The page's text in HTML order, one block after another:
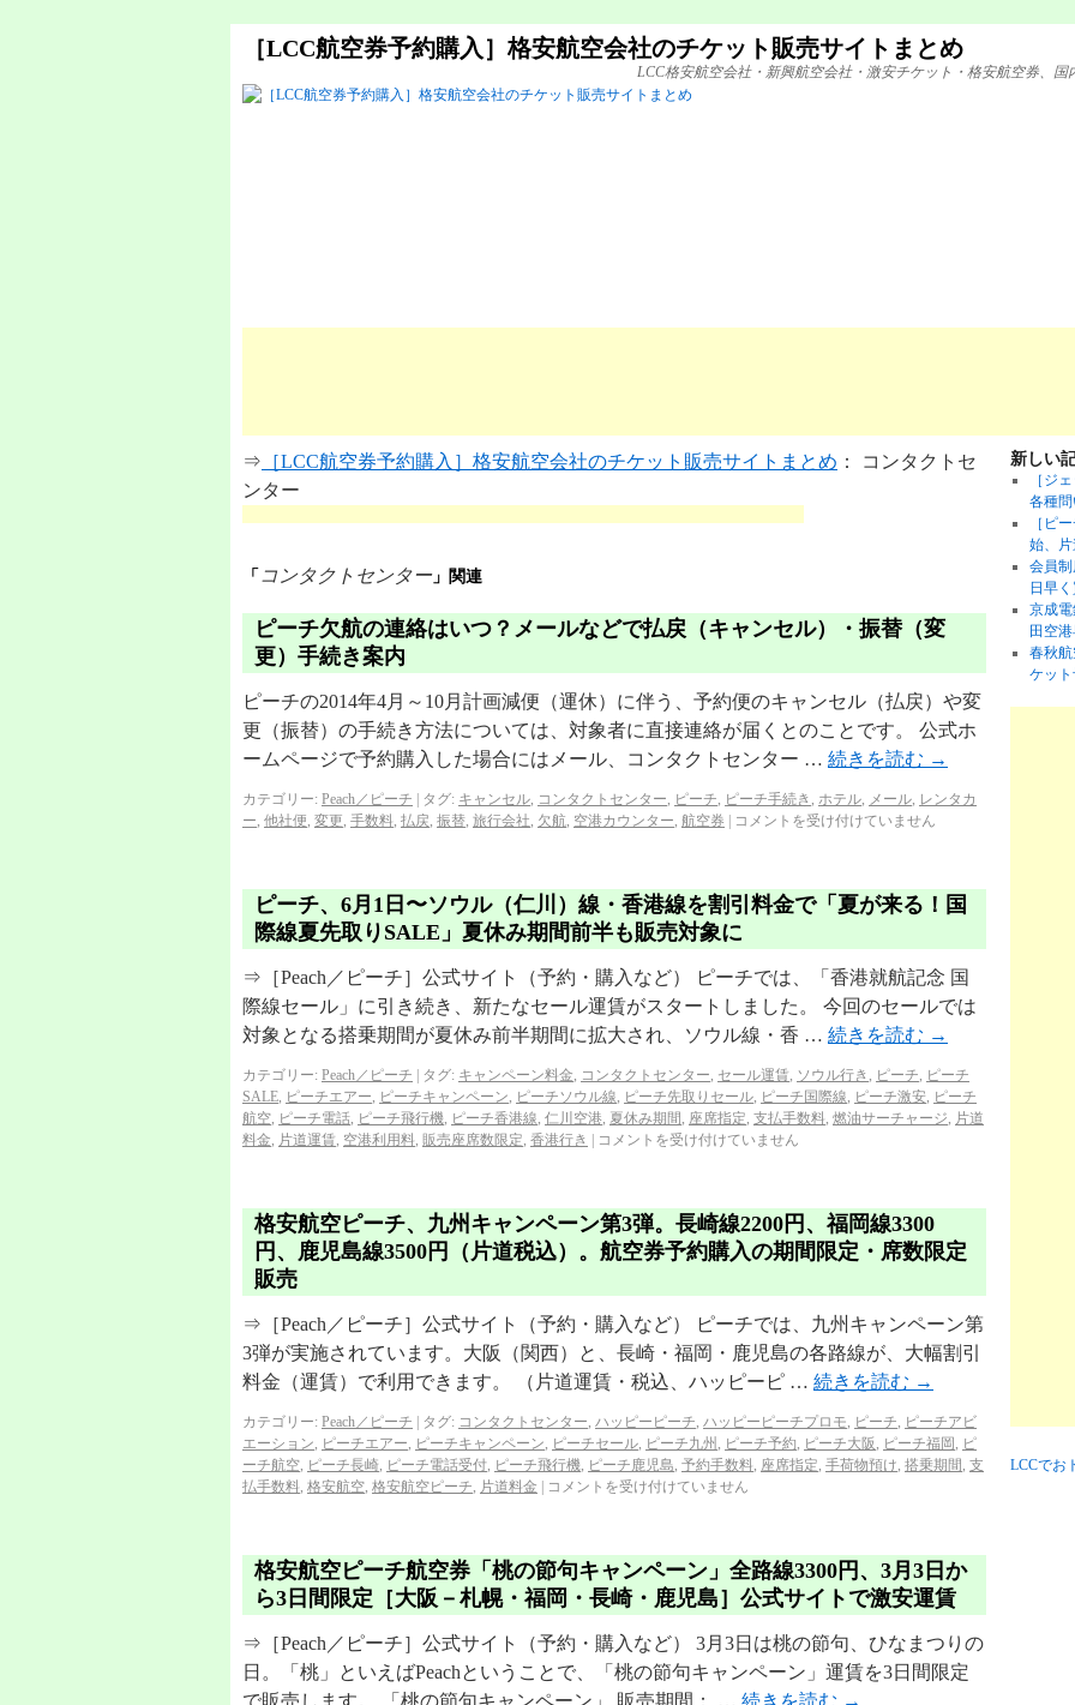
［LCC航空券予約購入］格安航空会社のチケット販売サイトまとめ
LCC格安航空会社・新興航空会社・激安チケット・格安航空券、
⇒ ［LCC航空券予約購入］格安航空会社のチケット販売サイトまとめ ： コンタクトセ
ンター
「 コンタクトセンター」関連
ピーチ欠航の連絡はいつ？メールなどで払戻（キャンセル）・振替（変
更）手続き案内
ピーチの2014年4月～10月計画減便（運休）に伴う、予約便のキャンセル（払戻）や変
更（振替）の手続き方法については、対象者に直接連絡が届くとのことです。 公式ホ
ームページで予約購入した場合にはメール、コンタクトセンター … 続きを読む →
カテゴリー: Peach／ピーチ タグ: キャンセル, コンタクトセンター, ピーチ, ピーチ手続き , ホテル, メール, レンタカ
ー, 他社便, 変更, 手数料, 払戻, 振替, 旅行会社, 欠航, 空港カウンター, 航空券 コメントを受け付けていません
ピーチ、6月1日〜ソウル（仁川）線・香港線を割引料金で「夏が来る！国
際線夏先取りSALE」夏休み期間前半も販売対象に
⇒［Peach／ピーチ］公式サイト（予約・購入など） ピーチでは、「香港就航記念 国
際線セール」に引き続き、新たなセール運賃がスタートしました。 今回のセールでは
対象となる搭乗期間が夏休み前半期間に拡大され、ソウル線・香 … 続きを読む →
カテゴリー: Peach／ピーチ タグ: キャンペーン料金, コンタクトセンター, セール運賃, ソウル行き , ピーチ, ピーチ
SALE, ピーチエアー, ピーチキャンペーン, ピーチソウル線, ピーチ先取りセール, ピーチ国際線, ピーチ激安, ピーチ
航空, ピーチ電話, ピーチ飛行機, ピーチ香港線, 仁川空港, 夏休み期間 , 座席指定, 支払手数料, 燃油サーチャージ, 片道
料金, 片道運賃, 空港利用料, 販売座席数限定, 香港行き コメントを受け付けていません
格安航空ピーチ、九州キャンペーン第3弾。長崎線2200円、福岡線3300
円、鹿児島線3500円（片道税込）。航空券予約購入の期間限定・席数限定
販売
⇒［Peach／ピーチ］公式サイト（予約・購入など） ピーチでは、九州キャンペーン第
3弾が実施されています。大阪（関西）と、長崎・福岡・鹿児島の各路線が、大幅割引
料金（運賃）で利用できます。 （片道運賃・税込、ハッピーピ … 続きを読む →
カテゴリー: Peach／ピーチ タグ: コンタクトセンター, ハッピーピーチ, ハッピーピーチプロモ, ピーチ, ピーチアビ
エーション, ピーチエアー, ピーチキャンペーン, ピーチセール, ピーチ九州 , ピーチ予約, ピーチ大阪 , ピーチ福岡 , ピ
ーチ航空, ピーチ長崎, ピーチ電話受付, ピーチ飛行機, ピーチ鹿児島, 予約手数料, 座席指定, 手荷物預け, 搭乗期間 , 支
払手数料, 格安航空, 格安航空ピーチ, 片道料金 コメントを受け付けていません
格安航空ピーチ航空券「桃の節句キャンペーン」全路線3300円、3月3日か
ら3日間限定［大阪－札幌・福岡・長崎・鹿児島］公式サイトで激安運賃
⇒［Peach／ピーチ］公式サイト（予約・購入など） 3月3日は桃の節句、ひなまつりの
日。「桃」といえばPeachということで、「桃の節句キャンペーン」運賃を3日間限定
で販売します。 「桃の節句キャンペーン」 販売期間： … 続きを読む →
新しい
［ジ
各種
［ピ
始、片
会員
日早
京成
田空
春秋
ケッ
LCCでお